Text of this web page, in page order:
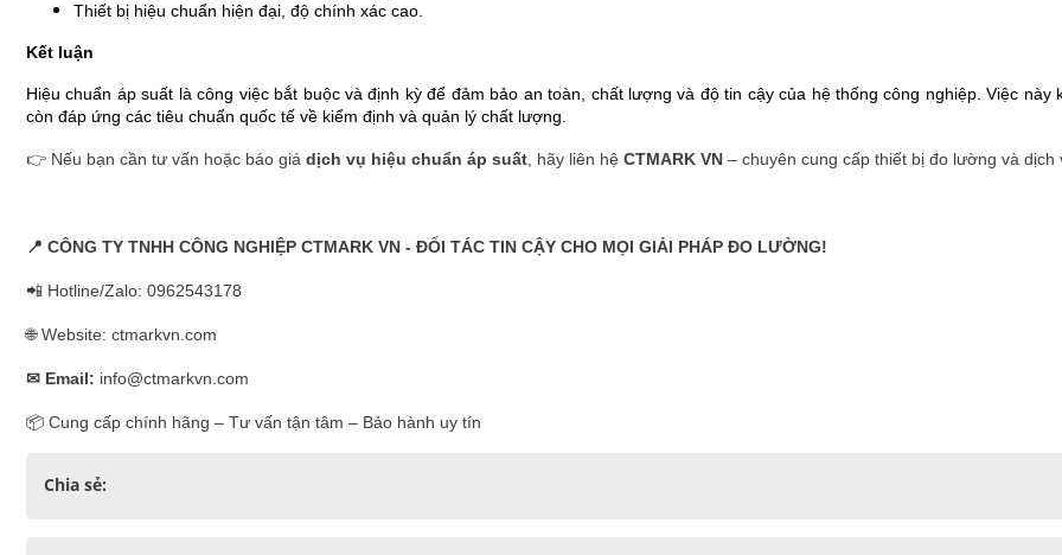
Thiết bị hiệu chuẩn hiện đại, độ chính xác cao.
Kết luận
Hiệu chuẩn áp suất là công việc bắt buộc và định kỳ để đảm bảo an toàn, chất lượng và độ tin cậy của hệ thống công nghiệp. Việc
còn đáp ứng các tiêu chuẩn quốc tế về kiểm định và quản lý chất lượng.
👉 Nếu bạn cần tư vấn hoặc báo giá dịch vụ hiệu chuẩn áp suất , hãy liên hệ CTMARK VN – chuyên cung cấp thiết bị đo lường và
📍 CÔNG TY TNHH CÔNG NGHIỆP CTMARK VN - ĐỐI TÁC TIN CẬY CHO MỌI GIẢI PHÁP ĐO LƯỜNG!
📲 Hotline/Zalo: 0962543178
🌐 Website: ctmarkvn.com
✉ Email: info@ctmarkvn.com
📦 Cung cấp chính hãng – Tư vấn tận tâm – Bảo hành uy tín
Chia sẻ: